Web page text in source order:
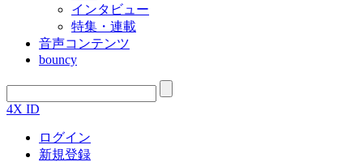
インタビュー
特集・連載
音声コンテンツ
bouncy
4X ID
ログイン
新規登録